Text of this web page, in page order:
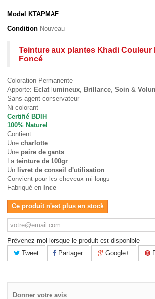
Model KTAPMAF
Condition Nouveau
Teinture aux plantes Khadi Couleur
Foncé
Coloration Permanente
Apporte: Eclat lumineux Brillance Soin &
Sans agent conservateur
Ni colorant
Certifié BDIH
100% Naturel
Contient:
Une charlotte
Une paire de gants
La teinture de 100gr
Un livret de conseil d'utilisation
Convient pour les cheveux mi-longs
Fabriqué en Inde
Ce produit n'est plus en stock
Prévenez-moi lorsque le produit est disponible
Tweet
Partager Google+
Donner votre avis